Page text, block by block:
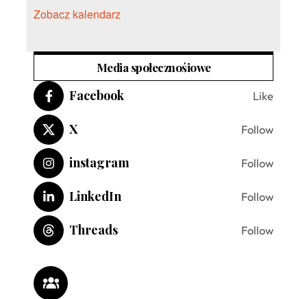
Zobacz kalendarz
Media społecznośiowe
Facebook Like
X Follow
instagram Follow
LinkedIn Follow
Threads Follow